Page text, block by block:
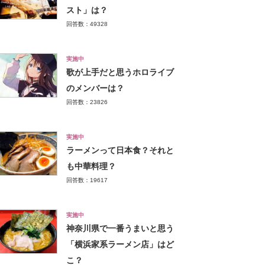
スト」は？
回答数：49328
実施中
歌が上手だと思うホロライブ
のメンバーは？
回答数：23826
実施中
ラーメンって日本食？それと
も中華料理？
回答数：19617
実施中
神奈川県で一番うまいと思う
「横浜家系ラーメン店」はど
こ？